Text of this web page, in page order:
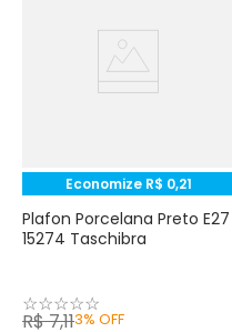
Economize R$ 0,21
Plafon Porcelana Preto E27
15274 Taschibra
☆☆☆☆☆
R$7,113% OFF